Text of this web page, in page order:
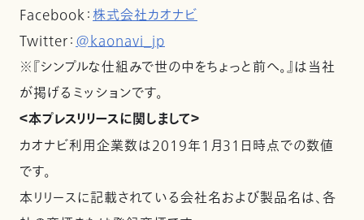
Facebook： 株式会社カオナビ
Twitter： @kaonavi_jp
※『シンプルな仕組みで世の中をちょっと前へ。』は当社
が掲げるミッションです。
＜本プレスリリースに関しまして＞
カオナビ利用企業数は2019年1月31日時点での数値
です。
本リリースに記載されている会社名および製品名は、各